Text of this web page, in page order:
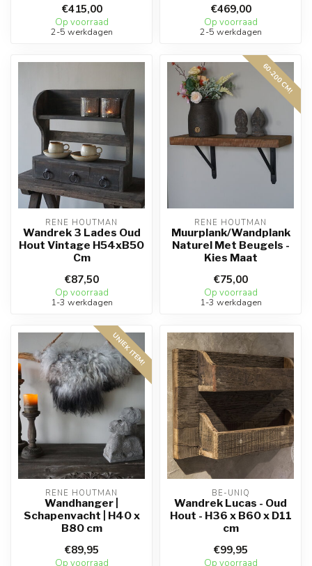
€415,00
Op voorraad
2-5 werkdagen
€469,00
Op voorraad
2-5 werkdagen
RENE HOUTMAN
Wandrek 3 Lades Oud
Hout Vintage H54xB50
Cm
€87,50
Op voorraad
1-3 werkdagen
60-200 CM!
RENE HOUTMAN
Muurplank/Wandplank
Naturel Met Beugels -
Kies Maat
€75,00
Op voorraad
1-3 werkdagen
UNIEK ITEM!
RENE HOUTMAN
Wandhanger |
Schapenvacht | H40 x
B80 cm
€89,95
Op voorraad
BE-UNIQ
Wandrek Lucas - Oud
Hout - H36 x B60 x D11
cm
€99,95
Op voorraad